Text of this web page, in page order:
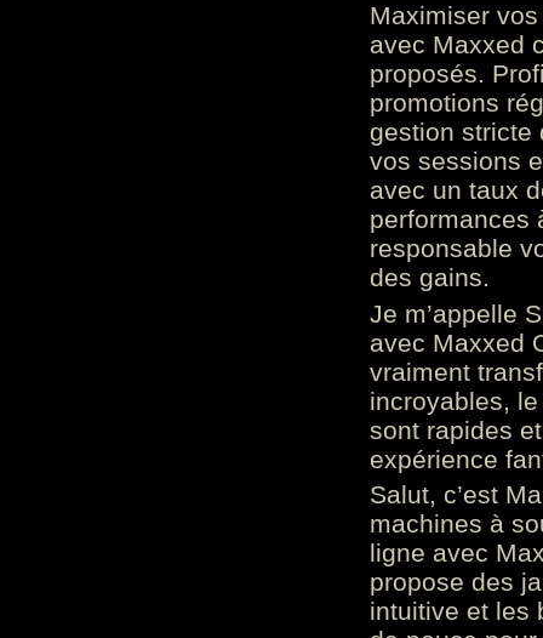
Maximiser
avec Maxxed
proposés.
promotions
gestion stricte
vos sessions
avec un taux
performances
responsable
des gains.
Je m’appelle
avec Maxxed
vraiment
incroyables,
sont rapides
expérience
Salut, c’est
machines à
ligne avec
propose des
intuitive et les